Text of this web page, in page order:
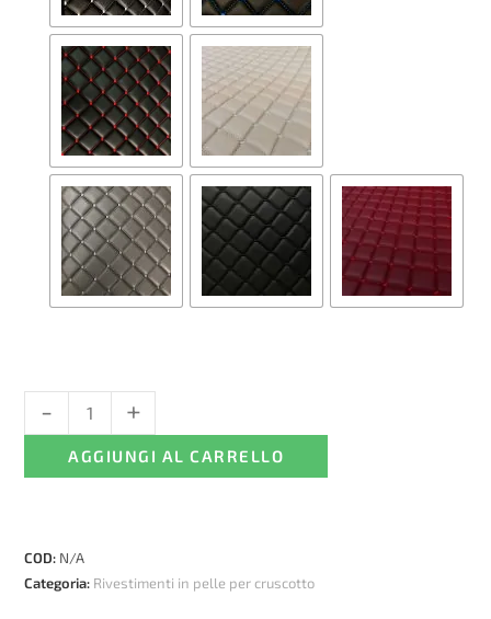
Rivestimento
in
camion
MAN
- +
AGGIUNGI AL CARRELLO
COD: N/A
Categoria: Rivestimenti in pelle per cruscotto